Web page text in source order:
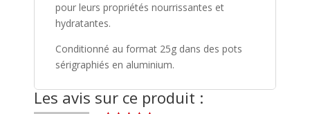
pour leurs propriétés nourrissantes et
hydratantes.
Conditionné au format 25g dans des pots
sérigraphiés en aluminium.
Les avis sur ce produit :